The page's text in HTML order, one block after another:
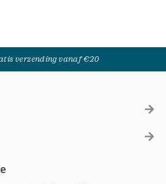
verzending vanaf €20